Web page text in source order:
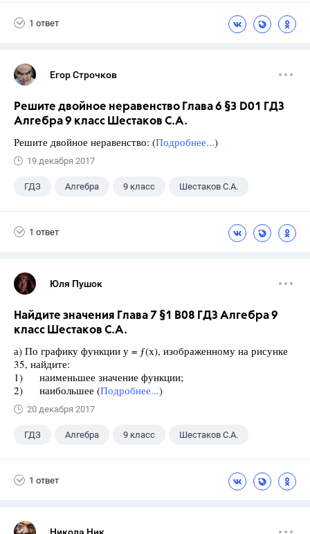
1 ответ
Егор Строчков
Решите двойное неравенство Глава 6 §3 D01 ГДЗ
Алгебра 9 класс Шестаков С.А.
Решите двойное неравенство: (Подробнее...)
19 декабря 2017
ГДЗ Алгебра 9 класс Шестаков С.А.
1 ответ
Юля Пушок
Найдите значения Глава 7 §1 B08 ГДЗ Алгебра 9
класс Шестаков С.А.
а) По графику функции у = ƒ(х), изображенному на рисунке
35, найдите:
1) наименьшее значение функции;
2) наибольшее (Подробнее...)
20 декабря 2017
ГДЗ Алгебра 9 класс Шестаков С.А.
1 ответ